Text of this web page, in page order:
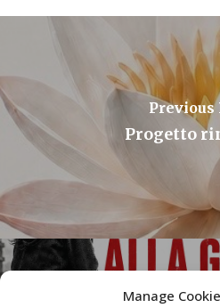
Manage
Previous
Progetto